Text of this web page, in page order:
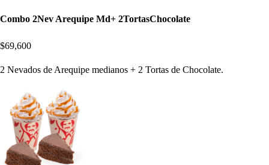
Combo 2Nev Arequipe Md+ 2TortasChocolate
$69,600
2 Nevados de Arequipe medianos + 2 Tortas de Chocolate.